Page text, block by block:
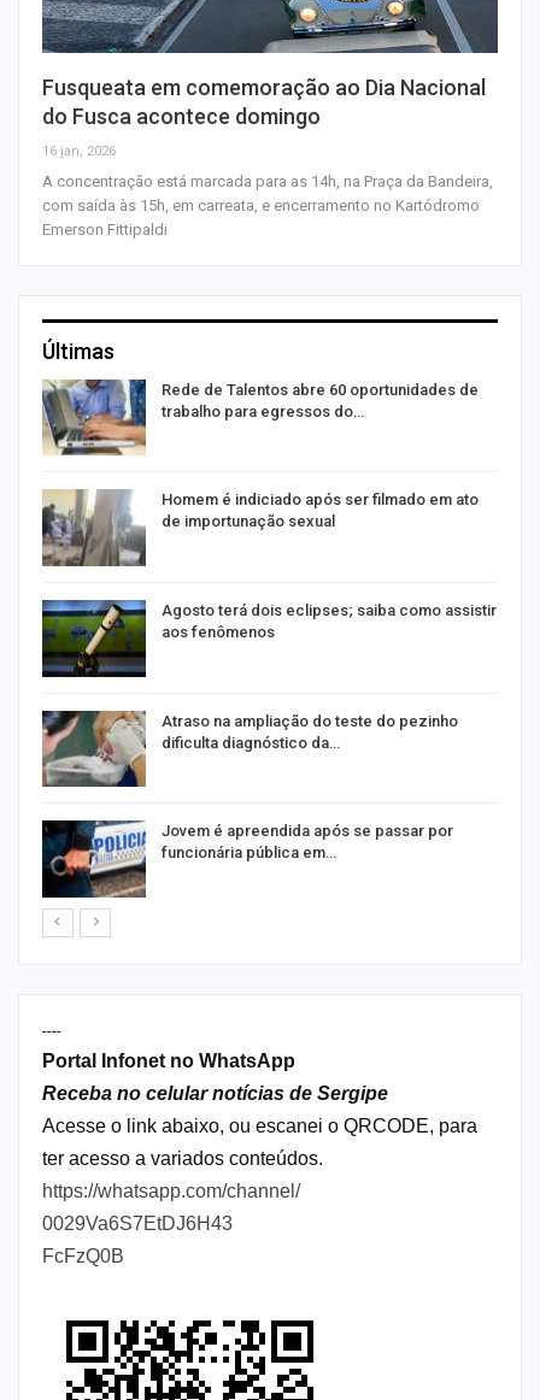
Fusqueata em comemoração ao Dia Nacional
do Fusca acontece domingo
16 jan, 2026
A concentração está marcada para as 14h, na Praça da Bandeira,
com saída às 15h, em carreata, e encerramento no Kartódromo
Emerson Fittipaldi
Últimas
Rede de Talentos abre 60 oportunidades de
trabalho para egressos do…
Homem é indiciado após ser filmado em ato
de importunação sexual
Agosto terá dois eclipses; saiba como assistir
aos fenômenos
Atraso na ampliação do teste do pezinho
dificulta diagnóstico da…
Jovem é apreendida após se passar por
funcionária pública em…
----
Portal Infonet no WhatsApp
Receba no celular notícias de Sergipe
Acesse o link abaixo, ou escanei o QRCODE, para
ter acesso a variados conteúdos.
https://whatsapp.com/channel/
0029Va6S7EtDJ6H43
FcFzQ0B